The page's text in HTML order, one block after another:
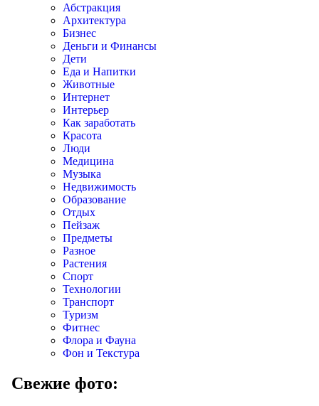
Абстракция
Архитектура
Бизнес
Деньги и Финансы
Дети
Еда и Напитки
Животные
Интернет
Интерьер
Как заработать
Красота
Люди
Медицина
Музыка
Недвижимость
Образование
Отдых
Пейзаж
Предметы
Разное
Растения
Спорт
Технологии
Транспорт
Туризм
Фитнес
Флора и Фауна
Фон и Текстура
Свежие фото: